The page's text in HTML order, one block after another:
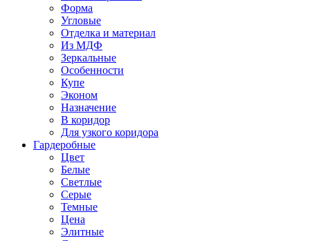
Форма
Угловые
Отделка и материал
Из МДФ
Зеркальные
Особенности
Купе
Эконом
Назначение
В коридор
Для узкого коридора
Гардеробные
Цвет
Белые
Светлые
Серые
Темные
Цена
Элитные